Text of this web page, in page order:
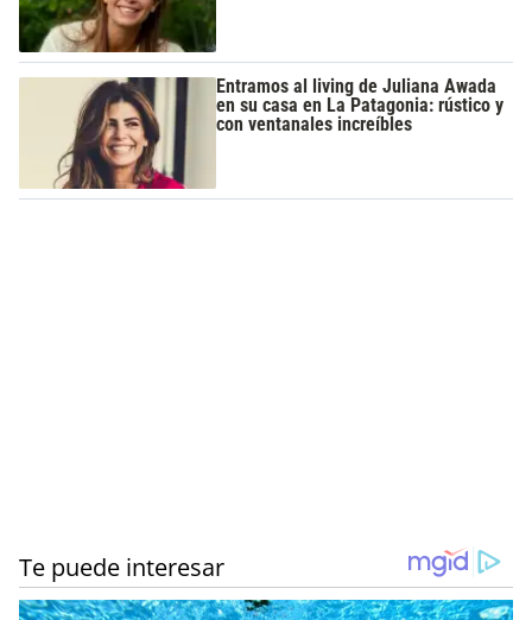
Entramos al living de Juliana Awada
en su casa en La Patagonia: rústico y
con ventanales increíbles